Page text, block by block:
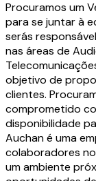
Procuramos um
para se juntar à
serás
nas áreas de
objetivo de
clientes.
comprometido
disponibilidade
Auchan é uma
colaboradores
um ambiente